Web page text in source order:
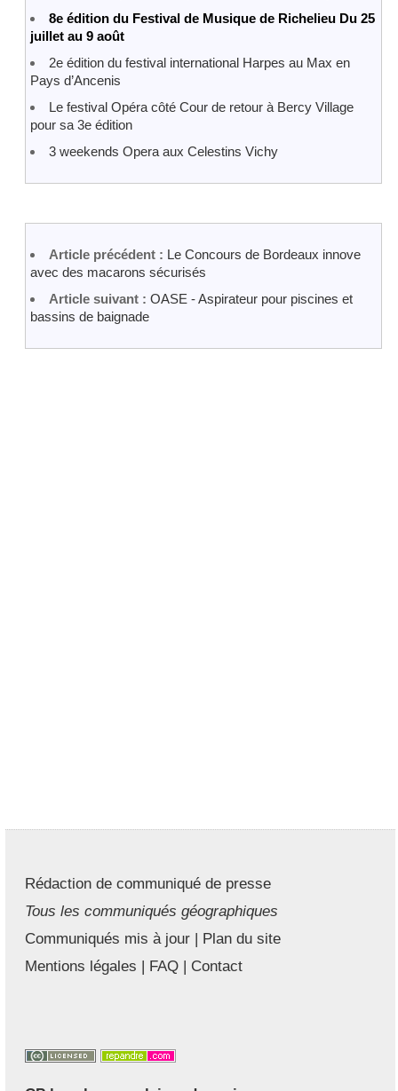
8e édition du Festival de Musique de Richelieu Du 25
juillet au 9 août
2e édition du festival international Harpes au Max en
Pays d’Ancenis
Le festival Opéra côté Cour de retour à Bercy Village
pour sa 3e édition
3 weekends Opera aux Celestins Vichy
Article précédent : Le Concours de Bordeaux innove
avec des macarons sécurisés
Article suivant : OASE - Aspirateur pour piscines et
bassins de baignade
Rédaction de communiqué de presse
Tous les communiqués géographiques
Communiqués mis à jour | Plan du site
Mentions légales | FAQ | Contact